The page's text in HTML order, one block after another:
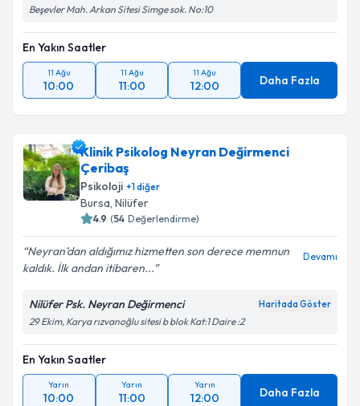
Beşevler Mah. Arkan Sitesi Simge sok. No:10
En Yakın Saatler
11 Ağu
10:00
11 Ağu
11:00
11 Ağu
12:00 Daha Fazla
Klinik Psikolog Neyran Değirmenci
Çeribaş
Psikoloji +1diğer
Bursa, Nilüfer
4.9 (54 Değerlendirme)
Neyran’dan aldığımız hizmetten son derece memnun
kaldık. İlk andan itibaren...
Devamı
Nilüfer Psk. Neyran Değirmenci Haritada Göster
29 Ekim, Karya rızvanoğlu sitesi b blok Kat:1 Daire :2
En Yakın Saatler
Yarın
10:00
Yarın
11:00
Yarın
12:00 Daha Fazla